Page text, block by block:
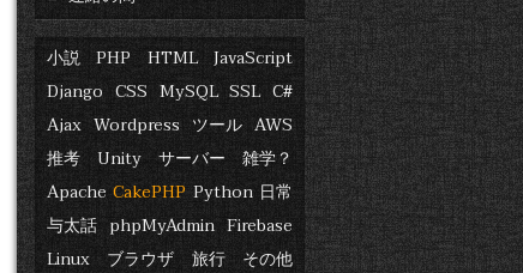
小説 PHP HTML
JavaScript
Django CSS MySQL SSL C#
Ajax Wordpress ツール AWS
推考
Unity サーバー
雑学？
Apache CakePHP Python 日常
与太話 phpMyAdmin Firebase
Linux
ブラウザ 旅行 その他